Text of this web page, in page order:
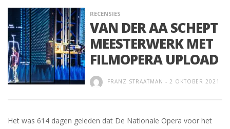
RECENSIES
VAN DER AA SCHEPT
MEESTERWERK MET
FILMOPERA UPLOAD
FRANZ STRAATMAN - 2 OKTOBER 2021
Het was 614 dagen geleden dat De Nationale Opera voor het